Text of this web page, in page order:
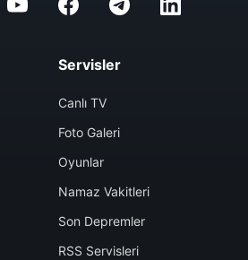
Servisler
Canlı TV
Foto Galeri
Oyunlar
Namaz Vakitleri
Son Depremler
RSS Servisleri